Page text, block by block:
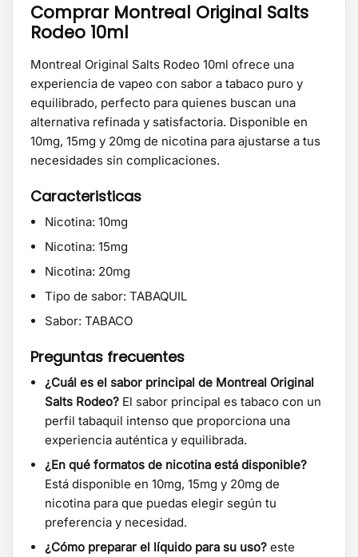
Comprar Montreal Original Salts
Rodeo 10ml
Montreal Original Salts Rodeo 10ml ofrece una
experiencia de vapeo con sabor a tabaco puro y
equilibrado, perfecto para quienes buscan una
alternativa refinada y satisfactoria. Disponible en
10mg, 15mg y 20mg de nicotina para ajustarse a tus
necesidades sin complicaciones.
Caracteristicas
Nicotina: 10mg
Nicotina: 15mg
Nicotina: 20mg
Tipo de sabor: TABAQUIL
Sabor: TABACO
Preguntas frecuentes
¿Cuál es el sabor principal de Montreal Original
Salts Rodeo? El sabor principal es tabaco con un
perfil tabaquil intenso que proporciona una
experiencia auténtica y equilibrada.
¿En qué formatos de nicotina está disponible?
Está disponible en 10mg, 15mg y 20mg de
nicotina para que puedas elegir según tu
preferencia y necesidad.
¿Cómo preparar el líquido para su uso? este